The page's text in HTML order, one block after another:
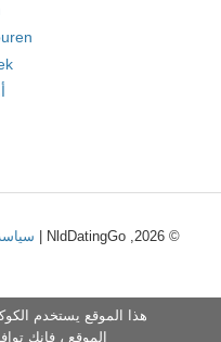
© 2026, NldDatingGo |
هذا الموقع يستخدم
الموقع ، فإنك